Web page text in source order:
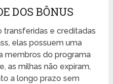
DOS BÔNUS
transferidas e creditadas
elas possuem uma
membros do programa
as milhas não expiram,
a longo prazo sem